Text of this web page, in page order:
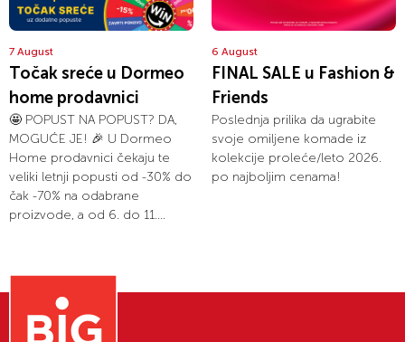
7 August
Točak sreće u Dormeo
home prodavnici
🤩 POPUST NA POPUST? DA,
MOGUĆE JE! 🎉 U Dormeo
Home prodavnici čekaju te
veliki letnji popusti od -30% do
čak -70% na odabrane
proizvode, a od 6. do 11....
6 August
FINAL SALE u Fashion &
Friends
Poslednja prilika da ugrabite
svoje omiljene komade iz
kolekcije proleće/leto 2026.
po najboljim cenama!